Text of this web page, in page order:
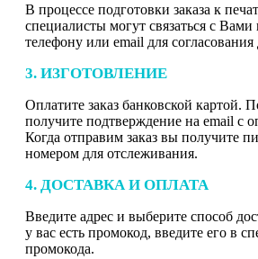
В процессе подготовки заказа к
специалисты могут связаться с
телефону или email для согласования
3. ИЗГОТОВЛЕНИЕ
Оплатите заказ банковской картой.
получите подтверждение на email с
Когда отправим заказ вы получите
номером для отслеживания.
4. ДОСТАВКА И ОПЛАТА
Введите адрес и выберите способ
у вас есть промокод, введите его в
промокода.